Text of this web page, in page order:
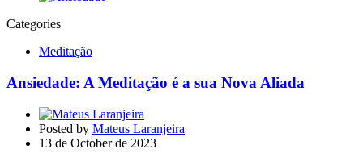
Categories
Meditação
Ansiedade: A Meditação é a sua Nova Aliada
Posted by Mateus Laranjeira
13 de October de 2023